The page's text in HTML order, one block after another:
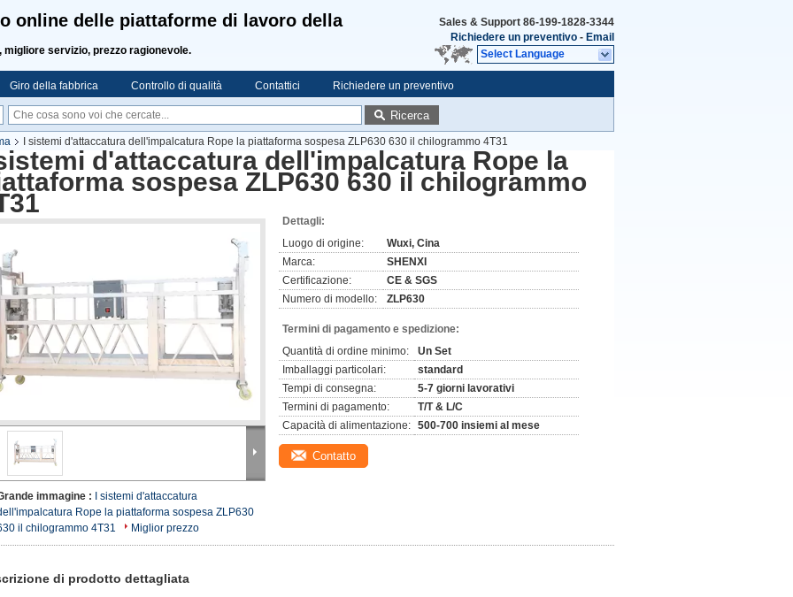
online delle piattaforme di lavoro della
migliore servizio, prezzo ragionevole.
Sales & Support 86-199-1828-3344
Richiedere un preventivo - Email
Select Language
Giro della fabbrica Controllo di qualità Contattici Richiedere un preventivo
Ricerca
I sistemi d'attaccatura dell'impalcatura Rope la piattaforma sospesa ZLP630 630 il chilogrammo 4T31
d'attaccatura dell'impalcatura Rope la
sospesa ZLP630 630 il chilogrammo
immagine :
I sistemi d'attaccatura
Rope la piattaforma sospesa ZLP630
il chilogrammo 4T31
Miglior prezzo
Dettagli:
Luogo di origine:
Wuxi, Cina
Marca:
SHENXI
Certificazione:
CE & SGS
Numero di modello:
ZLP630
Termini di pagamento e spedizione:
Quantità di ordine minimo:
Un Set
Imballaggi particolari:
standard
Tempi di consegna:
5-7 giorni lavorativi
Termini di pagamento:
T/T & L/C
Capacità di alimentazione: 500-700 insiemi al mese
Contatto
di prodotto dettagliata